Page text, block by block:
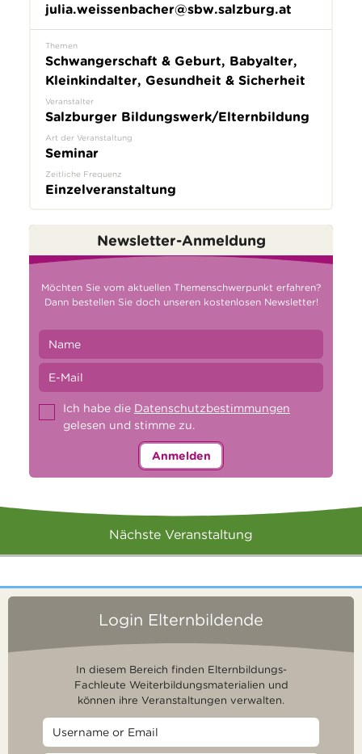
julia.weissenbacher@sbw.salzburg.at
Themen
Schwangerschaft & Geburt, Babyalter,
Kleinkindalter, Gesundheit & Sicherheit
Veranstalter
Salzburger Bildungswerk/Elternbildung
Art der Veranstaltung
Seminar
Zeitliche Frequenz
Einzelveranstaltung
Newsletter-Anmeldung
Möchten Sie vom aktuellen Themenschwerpunkt erfahren?
Dann bestellen Sie doch unseren kostenlosen Newsletter!
Ich habe die Datenschutzbestimmungen
gelesen und stimme zu.
Anmelden
Nächste Veranstaltung
Login Elternbildende
In diesem Bereich finden Elternbildungs-
Fachleute Weiterbildungsmaterialien und
können ihre Veranstaltungen verwalten.